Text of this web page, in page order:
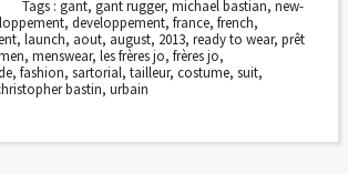
Tags :gant,gant rugger,michael bastian,new-
, developpement, france, french,
, launch, aout, august, 2013, ready to wear, prêt
, menswear, les frères jo, frères jo,
, fashion, sartorial, tailleur, costume, suit,
bastin, urbain